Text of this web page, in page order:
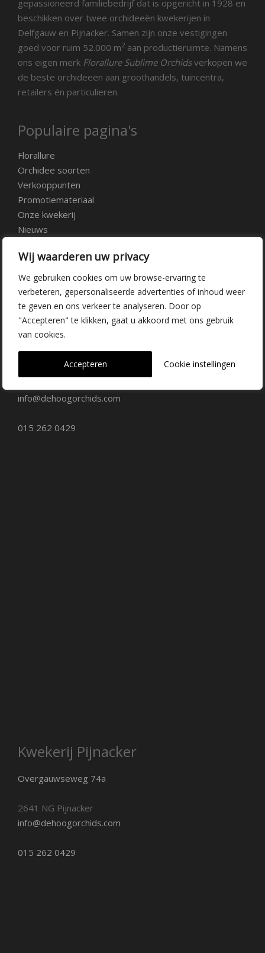
Wij waarderen uw privacy
We gebruiken cookies om uw browse-ervaring te
verbeteren, gepersonaliseerde advertenties of inhoud weer
te geven en ons verkeer te analyseren. Door op
"Accepteren" te klikken, gaat u akkoord met ons gebruik
van cookies.
Cookie instellingen
Accepteren
gepassioneerd familiebedrijf dat is opgericht in 1928 en
beschikken over twee orchideeën kwekerijen in
Delfgauw en Pijnacker. Samen zijn onze vestigingen
goed voor ruim 52.000 m2 aan productieruimte. Namens
ons eigen merk Florallure Sublime Orchidsverkopen we
de beste orchideeën aan groothandels, tuincentra,
retailers én particulieren.
Populaire pagina's
Florallure
Orchidee soorten
Verkooppunten
Promotiemateriaal
Onze kwekerij
Nieuws
Veelgestelde vragen
Vacatures
Contact
Kwekerij Delfgauw
Vrederustlaan 10
info@dehoogorchids.com
015 262 0429
Kwekerij Pijnacker
Overgauwseweg 74a
2641 NG Pijnacker
info@dehoogorchids.com
015 262 0429